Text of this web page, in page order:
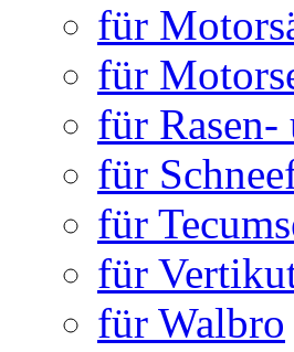
für
für
für
für
für
für
für Walbro